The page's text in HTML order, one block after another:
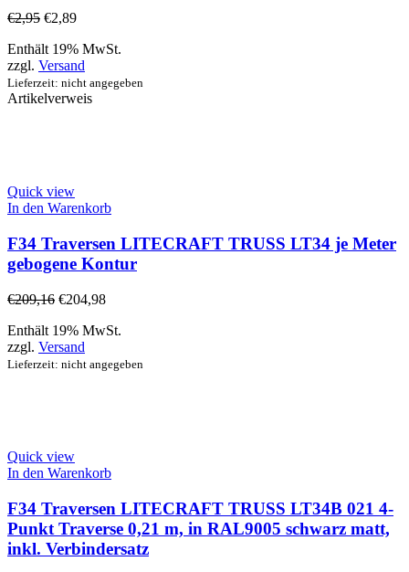
€2,95 €2,89
Enthält 19% MwSt.
zzgl. Versand
Lieferzeit: nicht angegeben
Artikelverweis
Quick view
In den Warenkorb
F34 Traversen LITECRAFT TRUSS LT34 je Meter
gebogene Kontur
€209,16 €204,98
Enthält 19% MwSt.
zzgl. Versand
Lieferzeit: nicht angegeben
Quick view
In den Warenkorb
F34 Traversen LITECRAFT TRUSS LT34B 021 4-
Punkt Traverse 0,21 m, in RAL9005 schwarz matt,
inkl. Verbindersatz